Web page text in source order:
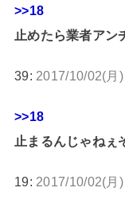
>>18
止めたら業者アン
39: 2017/10/02(月
>>18
止まるんじゃねぇ
19: 2017/10/02(月